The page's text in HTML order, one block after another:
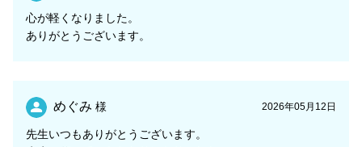
心が軽くなりました。
ありがとうございます。
めぐみ 様 2026年05月12日
先生いつもありがとうございます。